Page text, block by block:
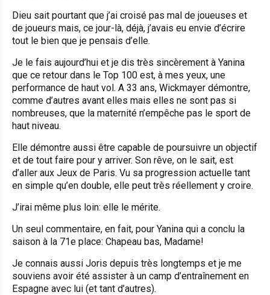
Dieu sait pourtant que j’ai croisé pas mal de joueuses et
de joueurs mais, ce jour-là, déjà, j’avais eu envie d’écrire
tout le bien que je pensais d’elle.
Je le fais aujourd’hui et je dis très sincèrement à Yanina
que ce retour dans le Top 100 est, à mes yeux, une
performance de haut vol. A 33 ans, Wickmayer démontre,
comme d’autres avant elles mais elles ne sont pas si
nombreuses, que la maternité n’empêche pas le sport de
haut niveau.
Elle démontre aussi être capable de poursuivre un objectif
et de tout faire pour y arriver. Son rêve, on le sait, est
d’aller aux Jeux de Paris. Vu sa progression actuelle tant
en simple qu’en double, elle peut très réellement y croire.
J’irai même plus loin: elle le mérite.
Un seul commentaire, en fait, pour Yanina qui a conclu la
saison à la 71e place: Chapeau bas, Madame!
Je connais aussi Joris depuis très longtemps et je me
souviens avoir été assister à un camp d’entraînement en
Espagne avec lui (et tant d’autres).